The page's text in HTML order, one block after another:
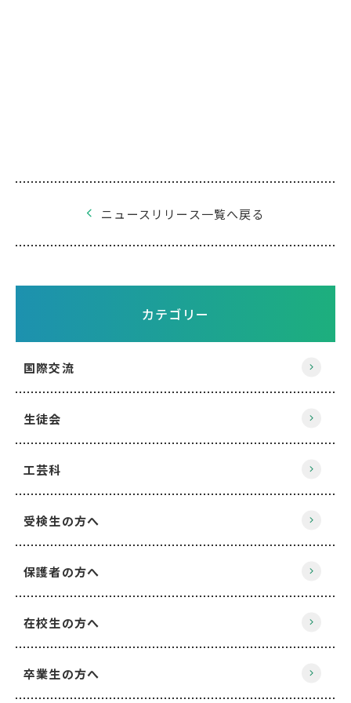
ニュースリリース一覧へ戻る
カテゴリー
国際交流
生徒会
工芸科
受検生の方へ
保護者の方へ
在校生の方へ
卒業生の方へ